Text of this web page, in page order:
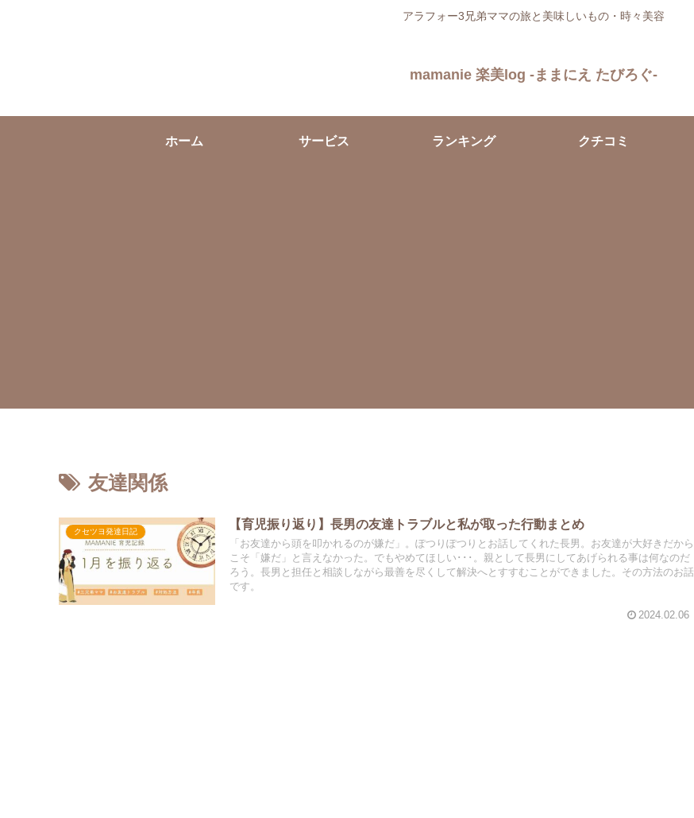
アラフォー3兄弟ママの旅と美味しいもの・時々美容
mamanie 楽美log -ままにえ たびろぐ-
ホーム サービス ランキング クチコミ
友達関係
クセツヨ発達日記
【育児振り返り】長男の友達トラブルと私が取った行動まとめ
「お友達から頭を叩かれるのが嫌だ」。ぽつりぽつりとお話してくれた長男。お友達が大好きだから
こそ「嫌だ」と言えなかった。でもやめてほしい･･･。親として長男にしてあげられる事は何なのだ
ろう。長男と担任と相談しながら最善を尽くして解決へとすすむことができました。その方法のお話
です。
2024.02.06